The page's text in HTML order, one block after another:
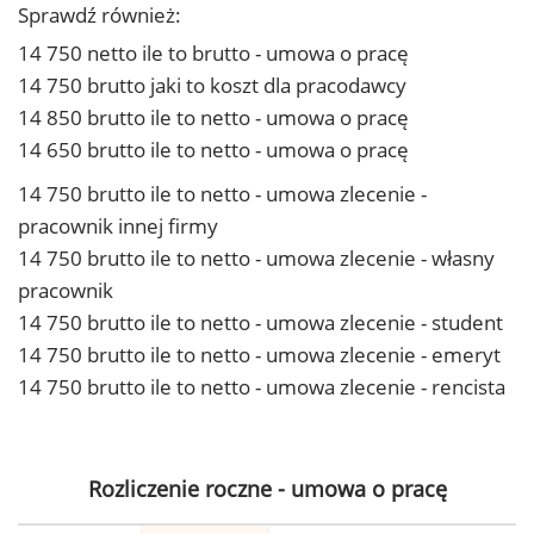
Sprawdź również:
14 750 netto ile to brutto - umowa o pracę
14 750 brutto jaki to koszt dla pracodawcy
14 850 brutto ile to netto - umowa o pracę
14 650 brutto ile to netto - umowa o pracę
14 750 brutto ile to netto - umowa zlecenie -
pracownik innej firmy
14 750 brutto ile to netto - umowa zlecenie - własny
pracownik
14 750 brutto ile to netto - umowa zlecenie - student
14 750 brutto ile to netto - umowa zlecenie - emeryt
14 750 brutto ile to netto - umowa zlecenie - rencista
Rozliczenie roczne - umowa o pracę